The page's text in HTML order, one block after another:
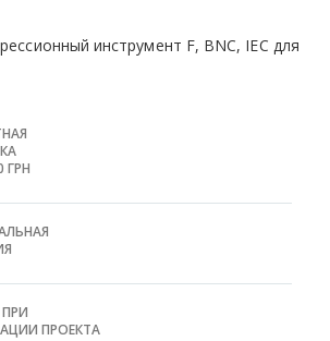
инструмент F, BNC, IEC для
ГРН
ПРОЕКТА